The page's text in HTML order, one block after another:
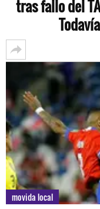
tras fallo del
movida local